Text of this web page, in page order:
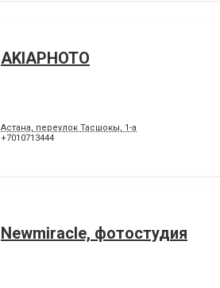
AKIAPHOTO
Астана, переулок Тасшокы, 1-а
+7010713444
Newmiracle, фотостудия